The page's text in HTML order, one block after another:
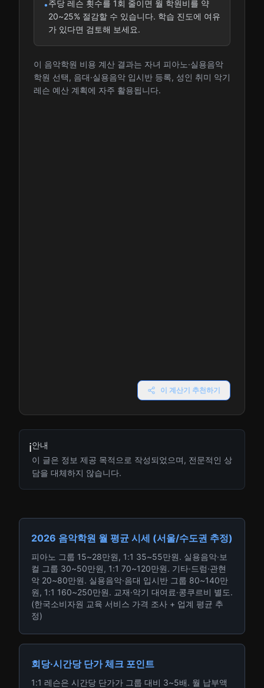
•주당 레슨 횟수를 1회 줄이면 월 학원비를 약
20~25% 절감할 수 있습니다. 학습 진도에 여유
가 있다면 검토해 보세요.
이 음악학원 비용 계산 결과는 자녀 피아노·실용음악
학원 선택, 음대·실용음악 입시반 등록, 성인 취미 악기
레슨 예산 계획에 자주 활용됩니다.
이 계산기 추천하기
ℹ️안내
이 글은 정보 제공 목적으로 작성되었으며, 전문적인 상
담을 대체하지 않습니다.
2026 음악학원 월 평균 시세 (서울/수도권 추정)
피아노 그룹 15~28만원, 1:1 35~55만원. 실용음악·보
컬 그룹 30~50만원, 1:1 70~120만원. 기타·드럼·관현
악 20~80만원. 실용음악·음대 입시반 그룹 80~140만
원, 1:1 160~250만원. 교재·악기 대여료·콩쿠르비 별도.
(한국소비자원 교육 서비스 가격 조사 + 업계 평균 추
정)
회당·시간당 단가 체크 포인트
1:1 레슨은 시간당 단가가 그룹 대비 3~5배. 월 납부액